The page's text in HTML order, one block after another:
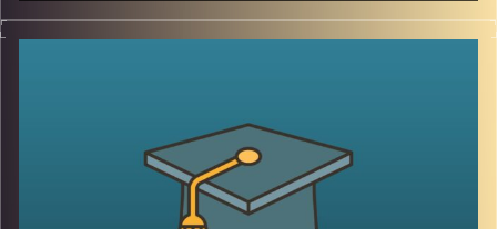
איך מאזנים בין הרצון באספקה תמידית של אנרגיה לכולם לבין
קיימות ועד כמה נסכים לקבל את עליית מחירי החשמל כדי
פרופ' יעל פרג, סגנית דיקן בית הספר לקיימות, התארחה בפרק
הזה והעלתה את הסוגיות החברתיות, סביבתיות וביטחוניות
הנוגעות בביטחון אנרגטי.